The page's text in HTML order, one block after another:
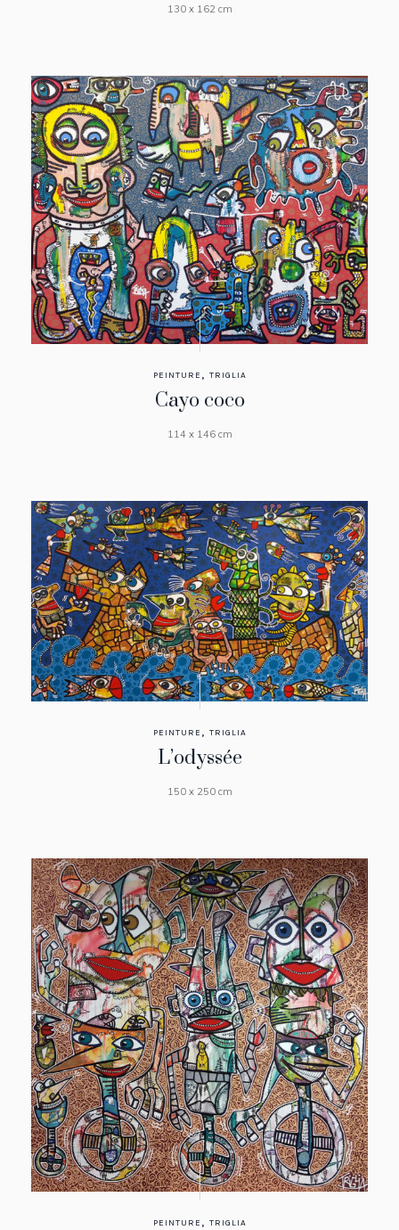
130 x 162 cm
PEINTURE , TRIGLIA
Cayo coco
114 x 146 cm
PEINTURE , TRIGLIA
L’odyssée
150 x 250 cm
PEINTURE , TRIGLIA